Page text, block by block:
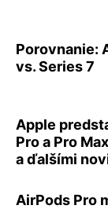
Porovnanie:
vs. Series 7
Apple
Pro a Pro
a ďalšími
AirPods Pro